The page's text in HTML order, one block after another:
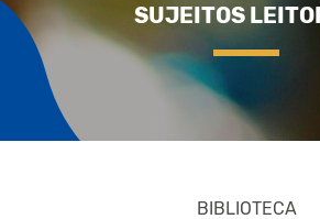
SUJEITOS
BIBLIOTECA